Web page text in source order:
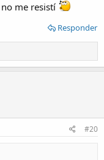
me resistí
Responder
#20